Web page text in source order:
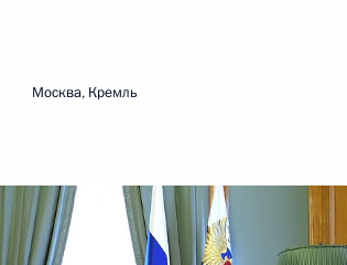
Москва, Кремль
Москва, Кремль